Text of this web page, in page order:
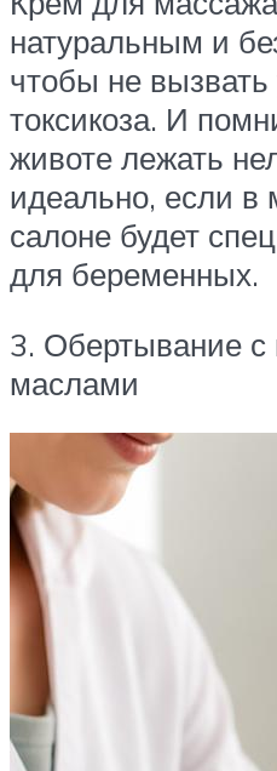
натуральным и
чтобы не
токсикоза. И
животе лежать
идеально, если в
салоне будет
для беременных.
3. Обертывание с
маслами